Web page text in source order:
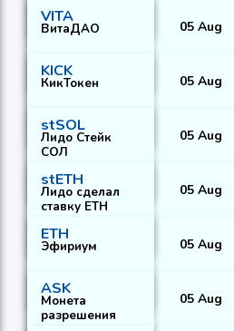
VITA
ВитаДАО 05 Aug
KICK
КикТокен 05 Aug
stSOL
Лидо Стейк
СОЛ
05 Aug
stETH
Лидо сделал
ставку ETH
05 Aug
ETH
Эфириум 05 Aug
ASK
Монета
разрешения
05 Aug